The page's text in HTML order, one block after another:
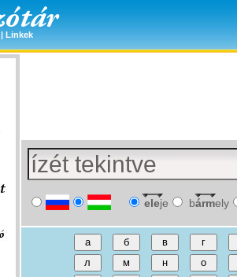
| Linkek
eleje bármely